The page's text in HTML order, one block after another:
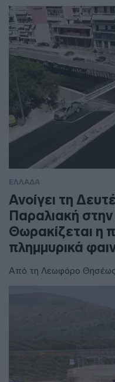
ΕΛΛΑΔΑ
Ανοίγει τη
Παραλιακή
Θωρακίζεται η
πλημμυρικά
Από τη Λεωφόρο Θησέως